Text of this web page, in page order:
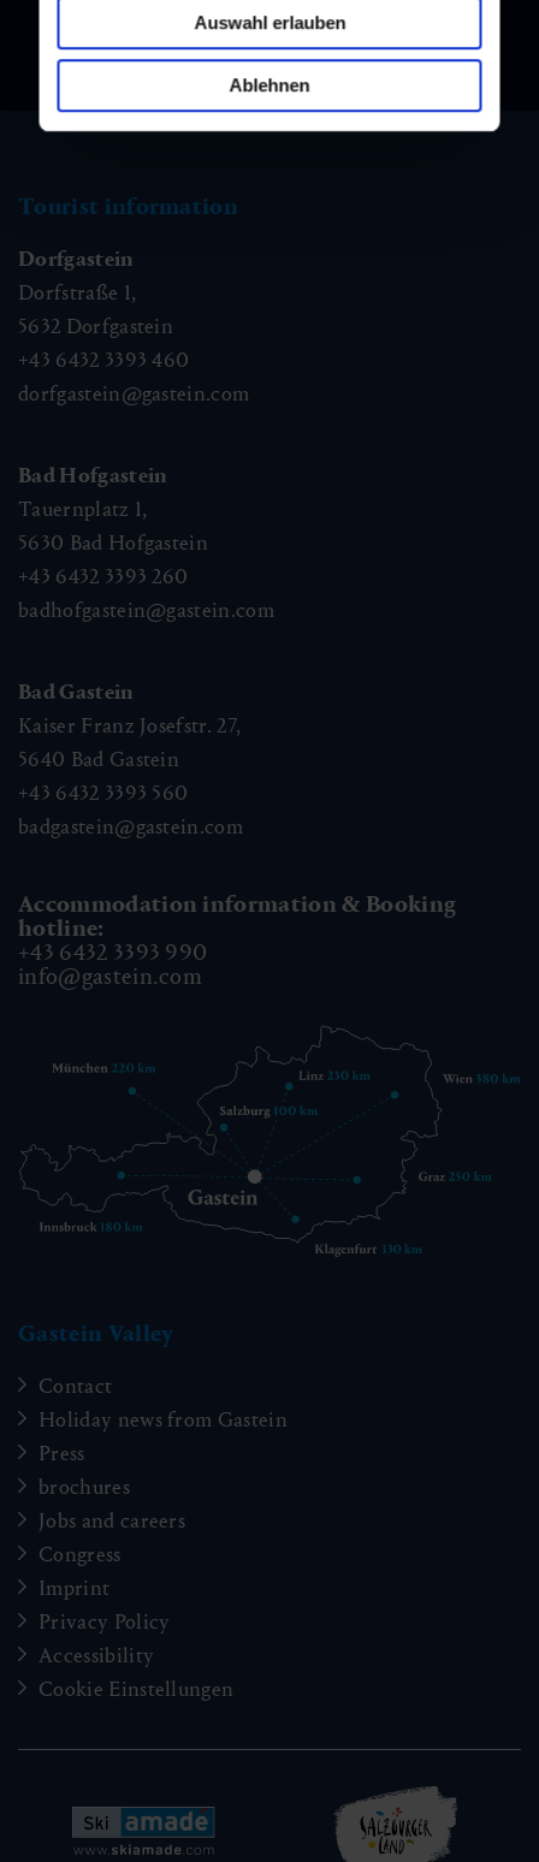
Auswahl erlauben
Ablehnen
Tourist information
Dorfgastein
Dorfstraße 1,
5632 Dorfgastein
+43 6432 3393 460
dorfgastein@gastein.com
Bad Hofgastein
Tauernplatz 1,
5630 Bad Hofgastein
+43 6432 3393 260
badhofgastein@gastein.com
Bad Gastein
Kaiser Franz Josefstr. 27,
5640 Bad Gastein
+43 6432 3393 560
badgastein@gastein.com
Accommodation information & Booking
hotline:
+43 6432 3393 990
info@gastein.com
Gastein Valley
Contact
Holiday news from Gastein
Press
brochures
Jobs and careers
Congress
Imprint
Privacy Policy
Accessibility
Cookie Einstellungen